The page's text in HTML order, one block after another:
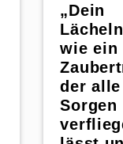
„Dein
wie ein
der alle
Sorgen